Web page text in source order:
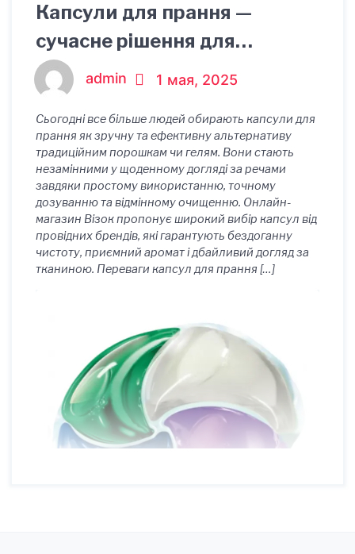
Капсули для прання —
сучасне рішення для
чистоти вашого одягу
admin 1 мая, 2025
Сьогодні все більше людей обирають капсули для
прання як зручну та ефективну альтернативу
традиційним порошкам чи гелям. Вони стають
незамінними у щоденному догляді за речами
завдяки простому використанню, точному
дозуванню та відмінному очищенню. Онлайн-
магазин Візок пропонує широкий вибір капсул від
провідних брендів, які гарантують бездоганну
чистоту, приємний аромат і дбайливий догляд за
тканиною. Переваги капсул для прання […]